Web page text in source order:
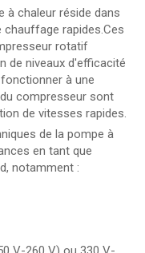
à chaleur réside dans
rapides.Ces
rotatif
de niveaux d'efficacité
à une
compresseur sont
de vitesses rapides.
de la pompe à
en tant que
notamment :